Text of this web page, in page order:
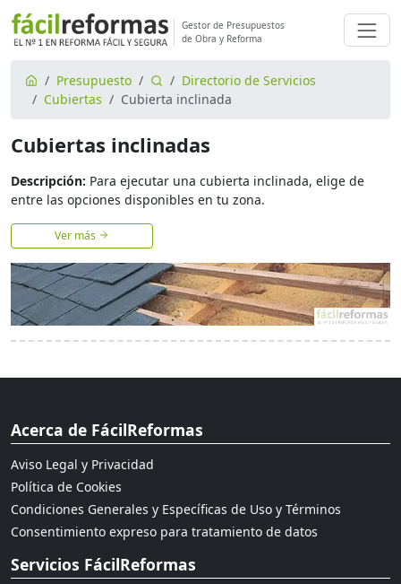
Gestor de Presupuestos
de Obra y Reforma
Presupuesto
Directorio de Servicios
Cubiertas
Cubierta inclinada
Cubiertas inclinadas
Descripción: Para ejecutar una cubierta inclinada, elige de
entre las opciones disponibles en tu zona.
Ver más
Acerca de FácilReformas
Aviso Legal y Privacidad
Política de Cookies
Condiciones Generales y Específicas de Uso y Términos
Consentimiento expreso para tratamiento de datos
Servicios FácilReformas